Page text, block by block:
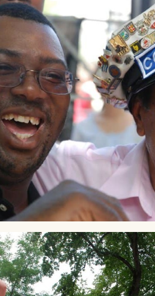
® Crédit Pierre LEPINOUX CHAMBAUD